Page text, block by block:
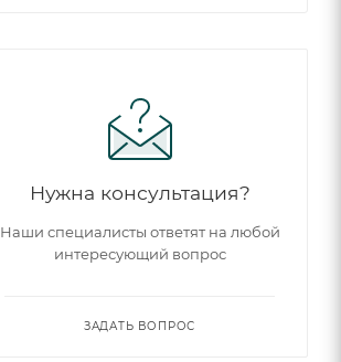
Нужна консультация?
Наши специалисты ответят на любой
интересующий вопрос
ЗАДАТЬ ВОПРОС